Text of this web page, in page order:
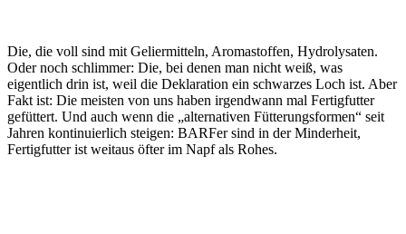
Die, die voll sind mit Geliermitteln, Aromastoffen, Hydrolysaten.
Oder noch schlimmer: Die, bei denen man nicht weiß, was
eigentlich drin ist, weil die Deklaration ein schwarzes Loch ist. Aber
Fakt ist: Die meisten von uns haben irgendwann mal Fertigfutter
gefüttert. Und auch wenn die „alternativen Fütterungsformen“ seit
Jahren kontinuierlich steigen: BARFer sind in der Minderheit,
Fertigfutter ist weitaus öfter im Napf als Rohes.